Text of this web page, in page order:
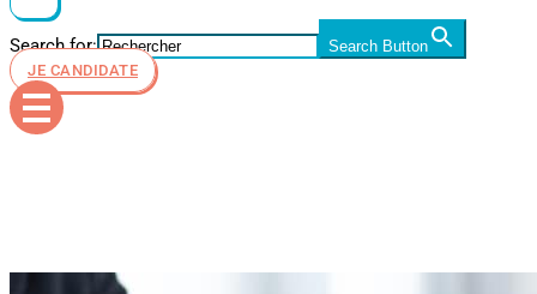
Search for:
Search Button
JE CANDIDATE